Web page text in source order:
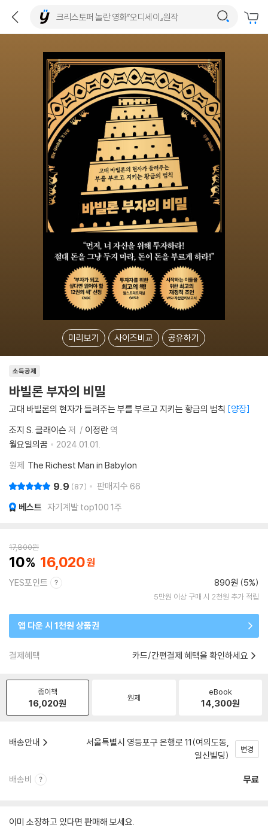
미리보기 사이즈비교 공유하기
소득공제
바빌론 부자의 비밀
고대 바빌론의 현자가 들려주는 부를 부르고 지키는 황금의 법칙 양장
조지 S. 클래이슨 저 이정란 역
월요일의꿈
2024.01.01.
원제 The Richest Man in Babylon
9.9 87 판매지수 66
베스트 자기계발 top100 1주
17,800원
10 16,020
YES포인트 890원 (5%)
5만원 이상 구매 시 2천원 추가 적립
앱 다운 시 1천원 상품권
결제혜택 카드/간편결제 혜택을 확인하세요
종이책
16,020원 원제
eBook
14,300원
배송안내
서울특별시 영등포구 은행로 11(여의도동,
일신빌딩)
변경
배송비 무료
이미 소장하고 있다면 판매해 보세요.